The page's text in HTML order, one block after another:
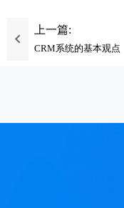
上一篇:
CRM系统的基本观点